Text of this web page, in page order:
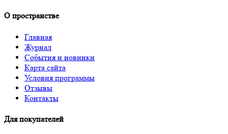
О пространстве
Главная
Журнал
События и новинки
Карта сайта
Условия программы
Отзывы
Контакты
Для покупателей